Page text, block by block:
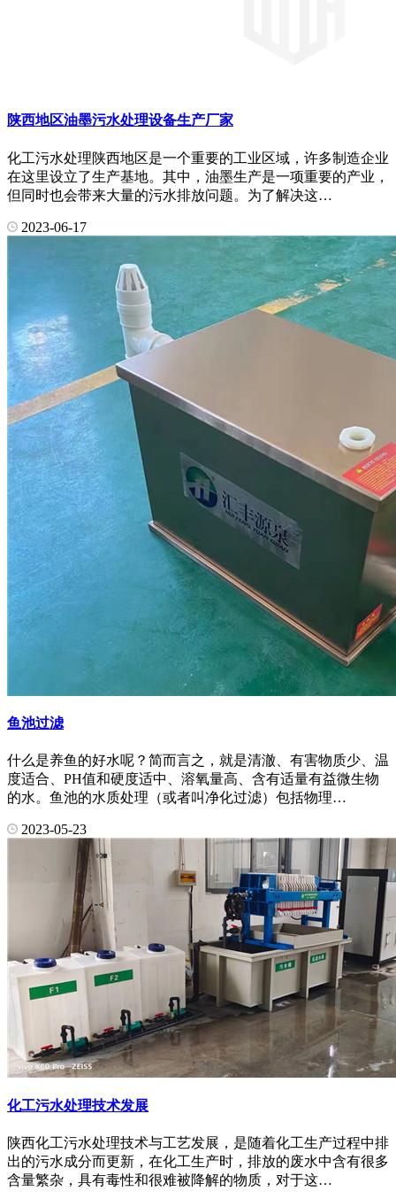
陕西地区油墨污水处理设备生产厂家
化工污水处理陕西地区是一个重要的工业区域，许多制造企业
在这里设立了生产基地。其中，油墨生产是一项重要的产业，
但同时也会带来大量的污水排放问题。为了解决这…
2023-06-17
鱼池过滤
什么是养鱼的好水呢？简而言之，就是清澈、有害物质少、温
度适合、PH值和硬度适中、溶氧量高、含有适量有益微生物
的水。鱼池的水质处理（或者叫净化过滤）包括物理…
2023-05-23
化工污水处理技术发展
陕西化工污水处理技术与工艺发展，是随着化工生产过程中排
出的污水成分而更新，在化工生产时，排放的废水中含有很多
含量繁杂，具有毒性和很难被降解的物质，对于这…